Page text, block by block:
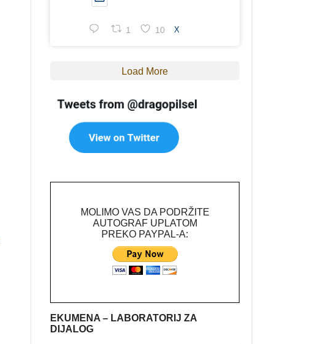
1 10 X
Load More
MOLIMO VAS DA PODRŽITE
AUTOGRAF UPLATOM
PREKO PAYPAL-A:
EKUMENA – LABORATORIJ ZA
DIJALOG